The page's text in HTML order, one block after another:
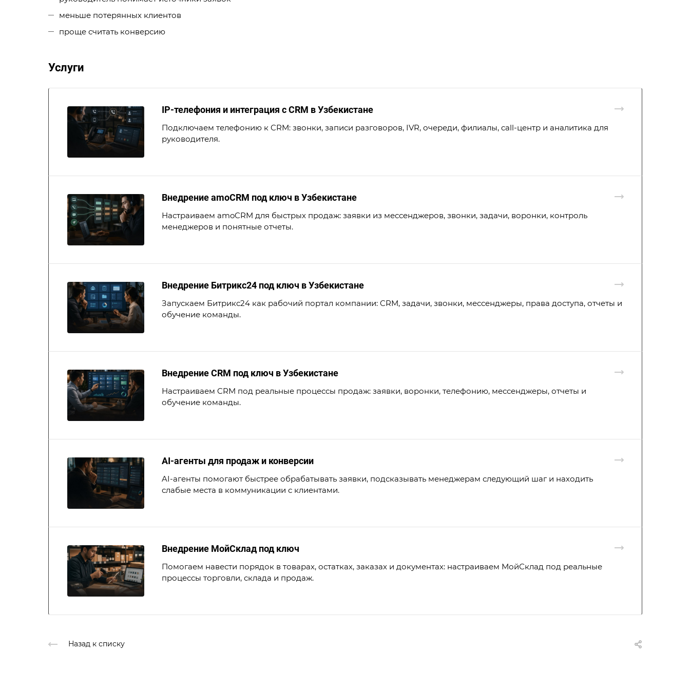
меньше потерянных клиентов
проще считать конверсию
Услуги
IP-телефония и интеграция с CRM в Узбекистане
Подключаем телефонию к CRM: звонки, записи разговоров, IVR, очереди, филиалы, call-центр и аналитика для
руководителя.
Внедрение amoCRM под ключ в Узбекистане
Настраиваем amoCRM для быстрых продаж: заявки из мессенджеров, звонки, задачи, воронки, контроль
менеджеров и понятные отчеты.
Внедрение Битрикс24 под ключ в Узбекистане
Запускаем Битрикс24 как рабочий портал компании: CRM, задачи, звонки, мессенджеры, права доступа, отчеты и
обучение команды.
Внедрение CRM под ключ в Узбекистане
Настраиваем CRM под реальные процессы продаж: заявки, воронки, телефонию, мессенджеры, отчеты и
обучение команды.
AI-агенты для продаж и конверсии
AI-агенты помогают быстрее обрабатывать заявки, подсказывать менеджерам следующий шаг и находить
слабые места в коммуникации с клиентами.
Внедрение МойСклад под ключ
Помогаем навести порядок в товарах, остатках, заказах и документах: настраиваем МойСклад под реальные
процессы торговли, склада и продаж.
Назад к списку